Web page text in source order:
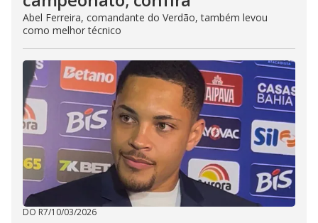
Abel Ferreira, comandante do Verdão, também levou
como melhor técnico
DO R7/10/03/2026